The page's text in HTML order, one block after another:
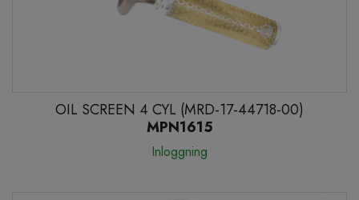
OIL SCREEN 4 CYL (MRD-17-44718-00)
MPN1615
Inloggning